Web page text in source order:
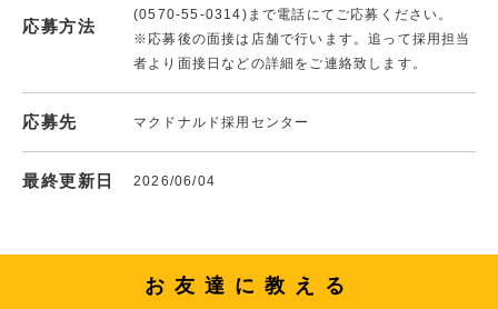
応募方法
(0570-55-0314)まで電話にてご応募ください。
※応募後の面接は店舗で行います。追って採用担当
者より面接日などの詳細をご連絡致します。
応募先 マクドナルド採用センター
最終更新日 2026/06/04
お友達に教える